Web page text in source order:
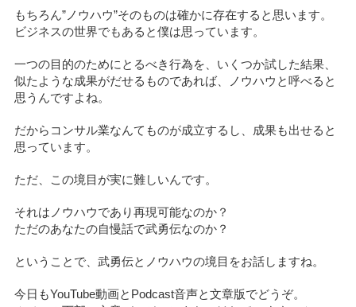
もちろん”ノウハウ”そのものは確かに存在すると思います。
ビジネスの世界でもあると僕は思っています。
一つの目的のためにとるべき行為を、いくつか試した結果、
似たような成果がだせるものであれば、ノウハウと呼べると
思うんですよね。
だからコンサル業なんてものが成立するし、成果も出せると
思っています。
ただ、この境目が実に難しいんです。
それはノウハウであり再現可能なのか？
ただのあなたの自慢話で武勇伝なのか？
ということで、武勇伝とノウハウの境目をお話しますね。
今日もYouTube動画とPodcast音声と文章版でどうぞ。